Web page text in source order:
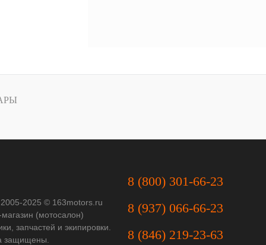
2025 © 163motors.ru
(мотосалон)
запчастей и экипировки.
защищены.
8 (800) 301-66-23
8 (937) 066-66-23
8 (846) 219-23-63